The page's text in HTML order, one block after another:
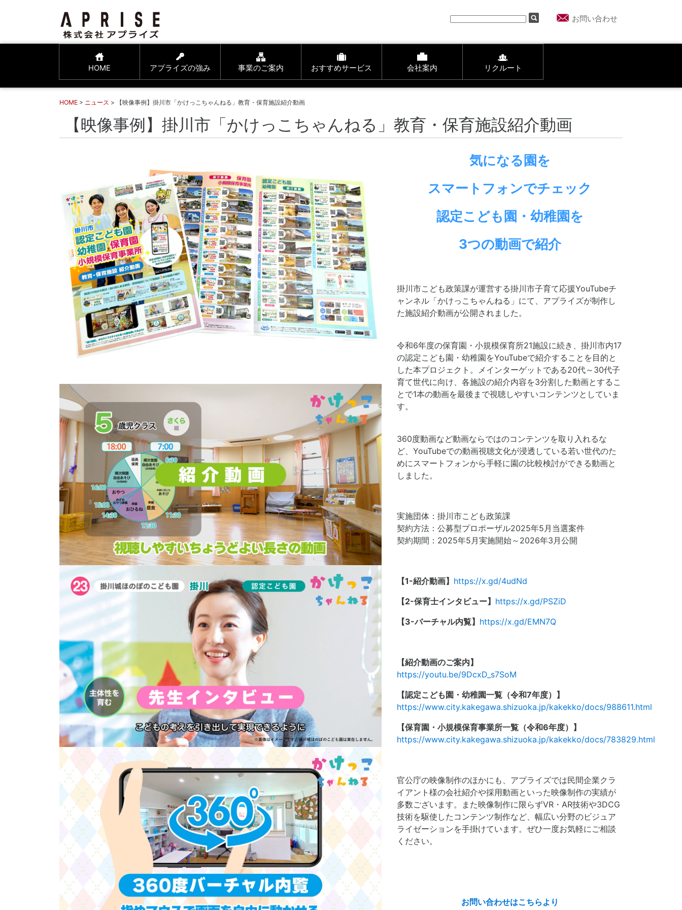
お問い合わせ
HOME アプライズの強み 事業のご案内 おすすめサービス 会社案内 リクルート
HOME > ニュース > 【映像事例】掛川市「かけっこちゃんねる」教育・保育施設紹介動画
【映像事例】掛川市「かけっこちゃんねる」教育・保育施設紹介動画
気になる園を
スマートフォンでチェック
認定こども園・幼稚園を
3つの動画で紹介
掛川市こども政策課が運営する掛川市子育て応援YouTubeチ
ャンネル「かけっこちゃんねる」にて、アプライズが制作し
た施設紹介動画が公開されました。
令和6年度の保育園・小規模保育所21施設に続き、掛川市内17
の認定こども園・幼稚園をYouTubeで紹介することを目的と
した本プロジェクト。メインターゲットである20代～30代子
育て世代に向け、各施設の紹介内容を3分割した動画とするこ
とで1本の動画を最後まで視聴しやすいコンテンツとしていま
す。
360度動画など動画ならではのコンテンツを取り入れるな
ど、YouTubeでの動画視聴文化が浸透している若い世代のた
めにスマートフォンから手軽に園の比較検討ができる動画と
しました。
実施団体：掛川市こども政策課
契約方法：公募型プロポーザル2025年5月当選案件
契約期間：2025年5月実施開始～2026年3月公開
【1-紹介動画】 https://x.gd/4udNd
【2-保育士インタビュー】 https://x.gd/PSZiD
【3-バーチャル内覧】 https://x.gd/EMN7Q
【紹介動画のご案内】
https://youtu.be/9DcxD_s7SoM
【認定こども園・幼稚園一覧（令和7年度）】
https://www.city.kakegawa.shizuoka.jp/kakekko/docs/988611.html
【保育園・小規模保育事業所一覧（令和6年度）】
https://www.city.kakegawa.shizuoka.jp/kakekko/docs/783829.html
官公庁の映像制作のほかにも、アプライズでは民間企業クラ
イアント様の会社紹介や採用動画といった映像制作の実績が
多数ございます。また映像制作に限らずVR・AR技術や3DCG
技術を駆使したコンテンツ制作など、幅広い分野のビジュア
ライゼーションを手掛けています。ぜひ一度お気軽にご相談
ください。
お問い合わせはこちらより